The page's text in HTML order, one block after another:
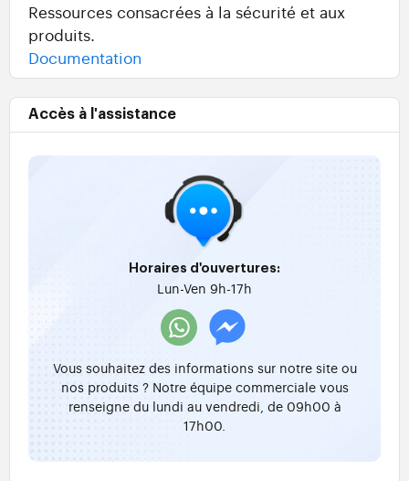
Ressources consacrées à la sécurité et aux
produits.
Documentation
Accès à l'assistance
Horaires d'ouvertures:
Lun-Ven 9h-17h
Vous souhaitez des informations sur notre site ou
nos produits ? Notre équipe commerciale vous
renseigne du lundi au vendredi, de 09h00 à
17h00.